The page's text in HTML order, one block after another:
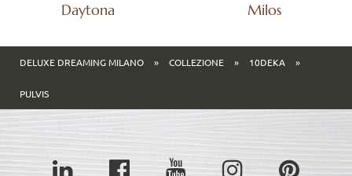
Daytona Milos
DELUXE DREAMING MILANO » COLLEZIONE » 10DEKA »
PULVIS